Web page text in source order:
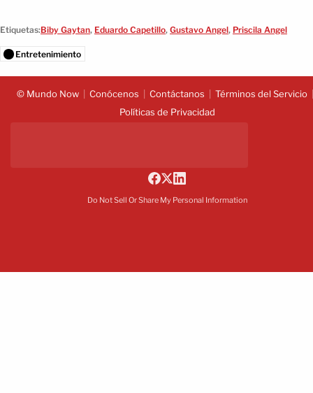
Etiquetas:Biby Gaytan, Eduardo Capetillo, Gustavo Angel, Priscila Angel
Entretenimiento
© Mundo Now Conócenos Contáctanos
Términos del Servicio
Políticas de Privacidad
Do Not Sell Or Share My Personal Information